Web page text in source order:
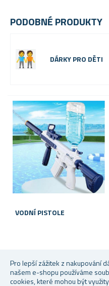
Pro lepší zážitek z nakupování
našem e-shopu používáme
cookies, které mohou být
PODOBNÉ PRODUKTY
DÁRKY PRO DĚTI
VODNÍ PISTOLE
469 Kč
Skladem